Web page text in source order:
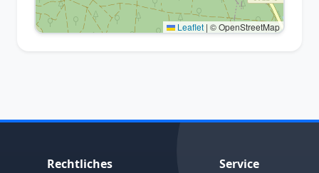
Leaflet | © OpenStreetMap
Rechtliches Service